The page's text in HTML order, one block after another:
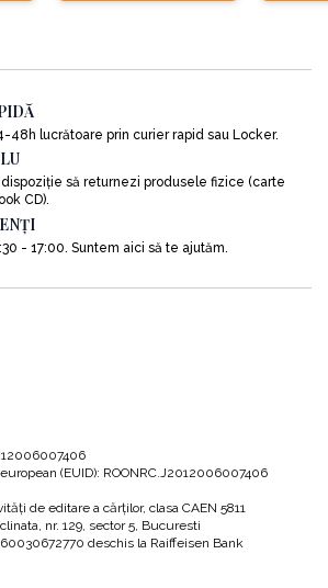
temeri, relaxându-te profund;
pentru a te concentra pe vindecarea fizică.
îți ajute corpul să își recapete starea de bine.
48h lucrătoare prin curier rapid sau Locker.
să returnezi produsele fizice (carte
CD).
- 17:00. Suntem aici să te ajutăm.
(EUID): ROONRC.J2012006007406
de editare a cărţilor, clasa CAEN 5811
nr. 129, sector 5, Bucuresti
deschis la Raiffeisen Bank